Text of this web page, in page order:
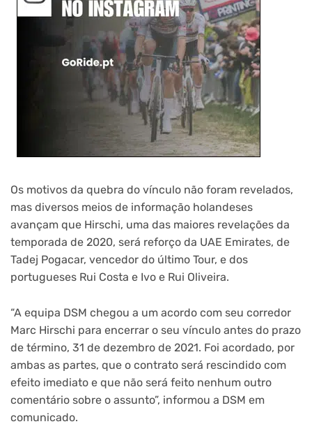
Os motivos da quebra do vínculo não foram revelados,
mas diversos meios de informação holandeses
avançam que Hirschi, uma das maiores revelações da
temporada de 2020, será reforço da UAE Emirates, de
Tadej Pogacar, vencedor do último Tour, e dos
portugueses Rui Costa e Ivo e Rui Oliveira.
“A equipa DSM chegou a um acordo com seu corredor
Marc Hirschi para encerrar o seu vínculo antes do prazo
de término, 31 de dezembro de 2021. Foi acordado, por
ambas as partes, que o contrato será rescindido com
efeito imediato e que não será feito nenhum outro
comentário sobre o assunto”, informou a DSM em
comunicado.